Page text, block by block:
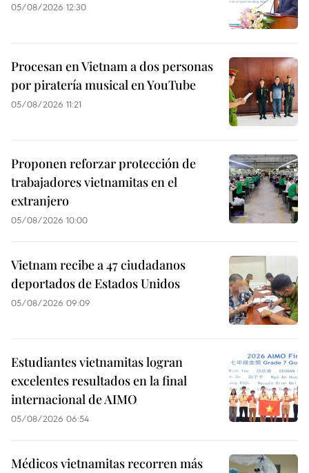
05/08/2026 12:30
Procesan en Vietnam a dos personas
por piratería musical en YouTube
05/08/2026 11:21
Proponen reforzar protección de
trabajadores vietnamitas en el
extranjero
05/08/2026 10:00
Vietnam recibe a 47 ciudadanos
deportados de Estados Unidos
05/08/2026 09:09
Estudiantes vietnamitas logran
excelentes resultados en la final
internacional de AIMO
05/08/2026 06:54
Médicos vietnamitas recorren más